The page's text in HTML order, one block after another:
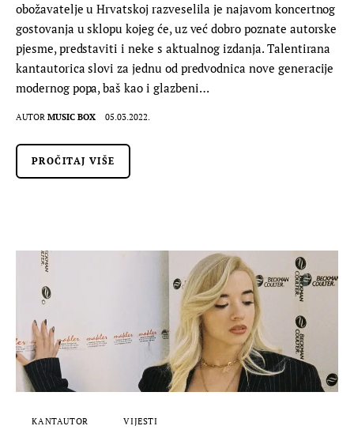
obožavatelje u Hrvatskoj razveselila je najavom koncertnog
gostovanja u sklopu kojeg će, uz već dobro poznate autorske
pjesme, predstaviti i neke s aktualnog izdanja. Talentirana
kantautorica slovi za jednu od predvodnica nove generacije
modernog popa, baš kao i glazbeni…
AUTOR MUSIC BOX 05.03.2022.
PROČITAJ VIŠE
KANTAUTOR VIJESTI